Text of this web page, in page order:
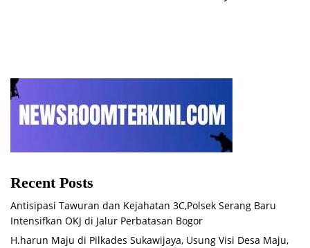
Recent Posts
Antisipasi Tawuran dan Kejahatan 3C,Polsek Serang Baru
Intensifkan OKJ di Jalur Perbatasan Bogor
H.harun Maju di Pilkades Sukawijaya, Usung Visi Desa Maju,